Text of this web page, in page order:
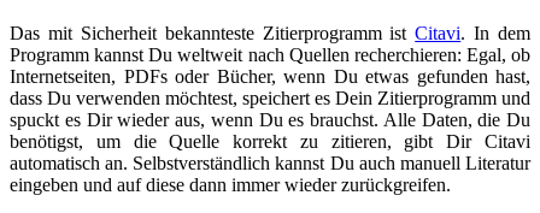
Das mit Sicherheit bekannteste Zitierprogramm istCitavi. In dem
Programm kannst Du weltweit nach Quellen recherchieren: Egal, ob
Internetseiten, PDFs oder Bücher, wenn Du etwas gefunden hast,
dass Du verwenden möchtest, speichert es Dein Zitierprogramm und
spuckt es Dir wieder aus, wenn Du es brauchst. Alle Daten, die Du
benötigst, um die Quelle korrekt zu zitieren, gibt Dir Citavi
automatisch an. Selbstverständlich kannst Du auch manuell Literatur
eingeben und auf diese dann immer wieder zurückgreifen.